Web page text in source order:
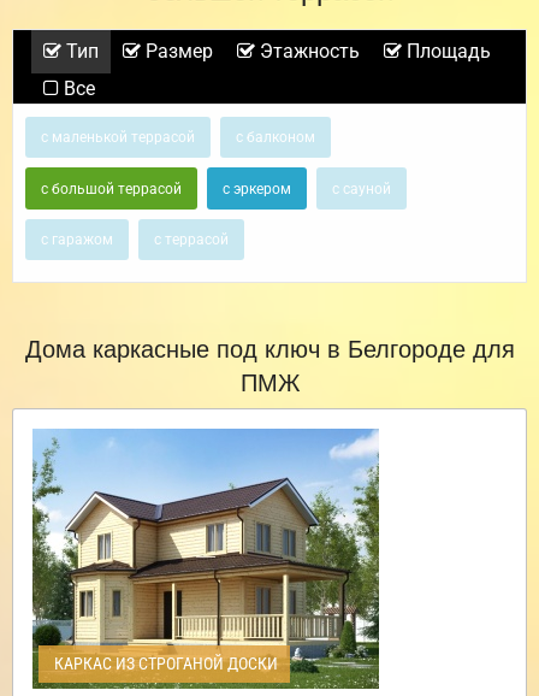
Тип Размер Этажность
Площадь
Все
с маленькой террасой с балконом
с большой террасой с эркером с сауной
с гаражом с террасой
Дома каркасные под ключ в Белгороде для
ПМЖ
КАРКАС ИЗ СТРОГАНОЙ ДОСКИ